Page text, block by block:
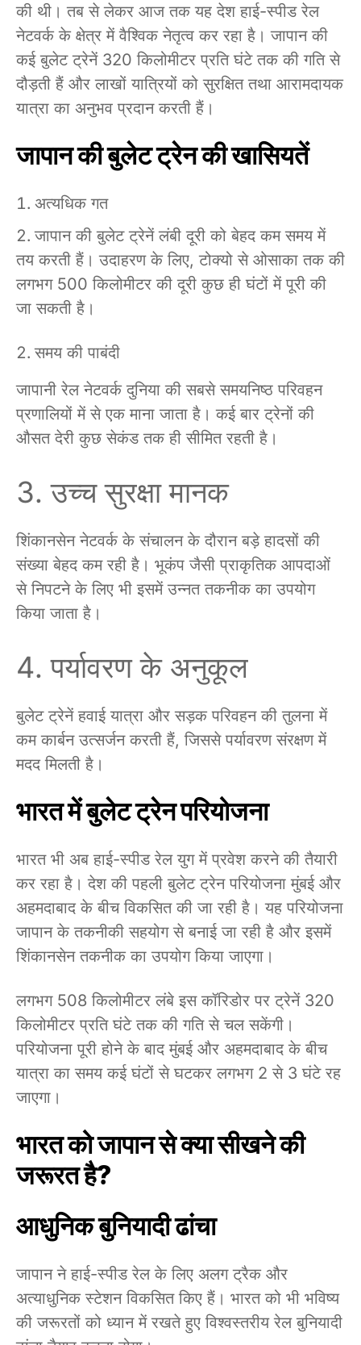
की थी। तब से लेकर आज तक यह देश हाई-स्पीड रेल
नेटवर्क के क्षेत्र में वैश्विक नेतृत्व कर रहा है। जापान की
कई बुलेट ट्रेनें 320 किलोमीटर प्रति घंटे तक की गति से
दौड़ती हैं और लाखों यात्रियों को सुरक्षित तथा आरामदायक
यात्रा का अनुभव प्रदान करती हैं।
जापान की बुलेट ट्रेन की खासियतें
अत्यधिक गत
जापान की बुलेट ट्रेनें लंबी दूरी को बेहद कम समय में
तय करती हैं। उदाहरण के लिए, टोक्यो से ओसाका तक की
लगभग 500 किलोमीटर की दूरी कुछ ही घंटों में पूरी की
जा सकती है।
समय की पाबंदी
जापानी रेल नेटवर्क दुनिया की सबसे समयनिष्ठ परिवहन
प्रणालियों में से एक माना जाता है। कई बार ट्रेनों की
औसत देरी कुछ सेकंड तक ही सीमित रहती है।
उच्च सुरक्षा मानक
शिंकानसेन नेटवर्क के संचालन के दौरान बड़े हादसों की
संख्या बेहद कम रही है। भूकंप जैसी प्राकृतिक आपदाओं
से निपटने के लिए भी इसमें उन्नत तकनीक का उपयोग
किया जाता है।
पर्यावरण के अनुकूल
बुलेट ट्रेनें हवाई यात्रा और सड़क परिवहन की तुलना में
कम कार्बन उत्सर्जन करती हैं, जिससे पर्यावरण संरक्षण में
मदद मिलती है।
भारत में बुलेट ट्रेन परियोजना
भारत भी अब हाई-स्पीड रेल युग में प्रवेश करने की तैयारी
कर रहा है। देश की पहली बुलेट ट्रेन परियोजना मुंबई और
अहमदाबाद के बीच विकसित की जा रही है। यह परियोजना
जापान के तकनीकी सहयोग से बनाई जा रही है और इसमें
शिंकानसेन तकनीक का उपयोग किया जाएगा।
लगभग 508 किलोमीटर लंबे इस कॉरिडोर पर ट्रेनें 320
किलोमीटर प्रति घंटे तक की गति से चल सकेंगी।
परियोजना पूरी होने के बाद मुंबई और अहमदाबाद के बीच
यात्रा का समय कई घंटों से घटकर लगभग 2 से 3 घंटे रह
जाएगा।
भारत को जापान से क्या सीखने की
जरूरत है?
आधुनिक बुनियादी ढांचा
जापान ने हाई-स्पीड रेल के लिए अलग ट्रैक और
अत्याधुनिक स्टेशन विकसित किए हैं। भारत को भी भविष्य
की जरूरतों को ध्यान में रखते हुए विश्वस्तरीय रेल बुनियादी